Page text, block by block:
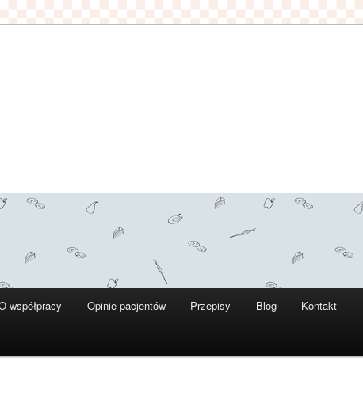
współpracy Opinie pacjentów Przepisy Blog Kontakt